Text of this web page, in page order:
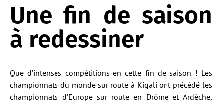
Une fin de saison
à redessiner
Que d’intenses compétitions en cette fin de saison ! Les
championnats du monde sur route à Kigali ont précédé les
championnats d’Europe sur route en Drôme et Ardèche,